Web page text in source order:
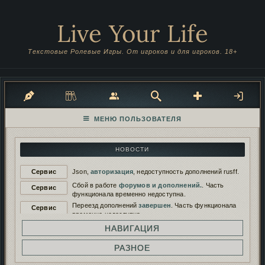
Live Your Life
Текстовые Ролевые Игры. От игроков и для игроков. 18+
НОВОСТИ
Сервис Json,авторизация , недоступность дополнений rusff.
Сервис Сбой в работе форумов и дополнений. . Часть
функционала временно недоступна.
Сервис
Переезд дополненийзавершен . Часть функционала
временно недоступна.
Переезд дополнений нановый сервер
будет временно недоступен.
Работа дополнений восстановлена. И снова
сломана...
НАВИГАЦИЯ
РАЗНОЕ